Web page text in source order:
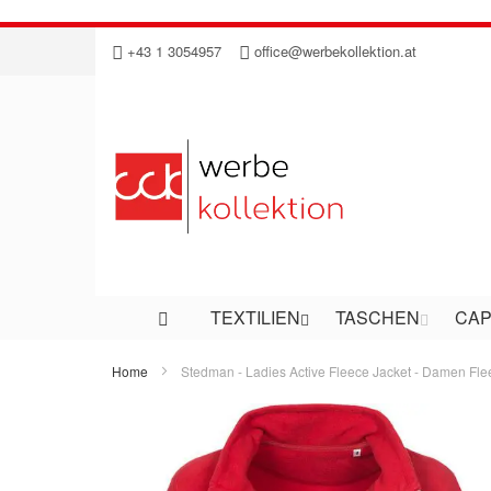
Direkt
Inhalt
+43 1 3054957 office@werbekollektion.at
TEXTILIEN TASCHEN
Home Stedman - Ladies Active Fleece Jacket - Damen
Bildergalerie